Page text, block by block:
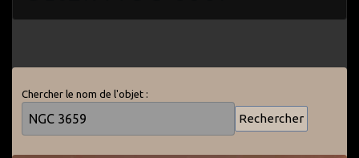
Chercher le nom de l'objet :